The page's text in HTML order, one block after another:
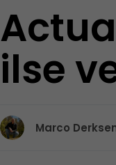
ilse
Marco